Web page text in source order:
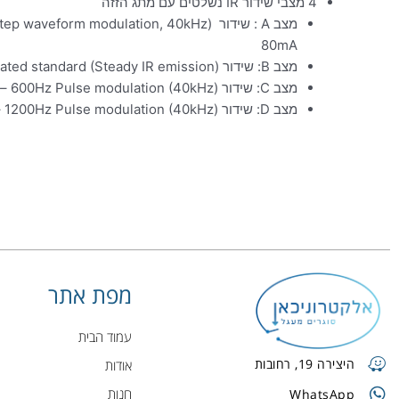
80mA
מצב B: שידור RoboCupJunior non-modulated standard (Steady IR emission) – צריכת זרם 230mA
מצב C: שידור (600Hz Pulse modulation (40kHz – צריכת זרם 130mA
מצב D: שידור (1200Hz Pulse modulation (40kHz – צריכת זרם 130mA
היצירה 19, רחובות
WhatsApp
מפת אתר
עמוד הבית
אודות
חנות